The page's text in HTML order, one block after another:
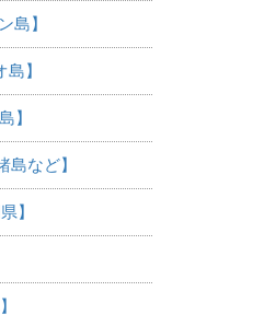
島】
】
】
島など】
】